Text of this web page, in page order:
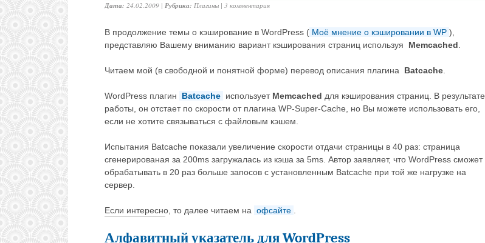
Дата: 24.02.2009 | Рубрика: Плагины | 3 комментария
В продолжение темы о кэширование в WordPress ( Моё мнение о кэшировании в WP ),
представляю Вашему вниманию вариант кэширования страниц используя Memcached
Читаем мой (в свободной и понятной форме) перевод описания плагина Batcache
WordPress плагин Batcache использует Memcached для кэширования страниц. В результате
работы, он отстает по скорости от плагина WP-Super-Cache, но Вы можете использовать его,
если не хотите связываться с файловым кэшем.
Испытания Batcache показали увеличение скорости отдачи страницы в 40 раз: страница
сгенерированая за 200ms загружалась из кэша за 5ms. Автор заявляет, что WordPress сможет
обрабатывать в 20 раз больше запосов с установленным Batcache при той же нагрузке на
сервер.
Если интересно, то далее читаем на офсайте
Алфавитный указатель для WordPress